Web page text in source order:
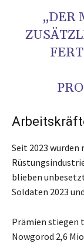
„DER
Seit 2023 wurden
blieben
Soldaten 2023
Prämien stiegen
Nowgorod 2,6